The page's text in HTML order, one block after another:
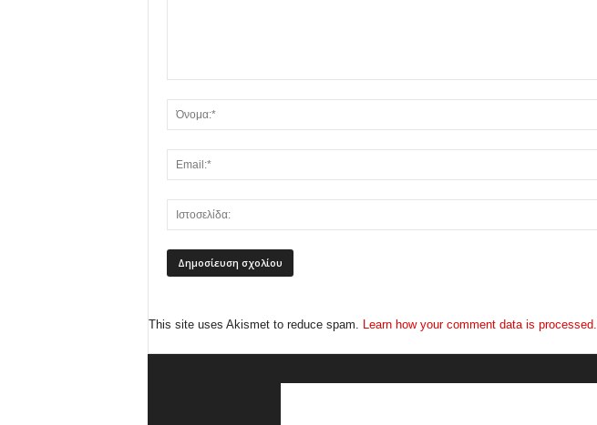
This site uses Akismet to reduce spam. Learn how your comment data is processed.